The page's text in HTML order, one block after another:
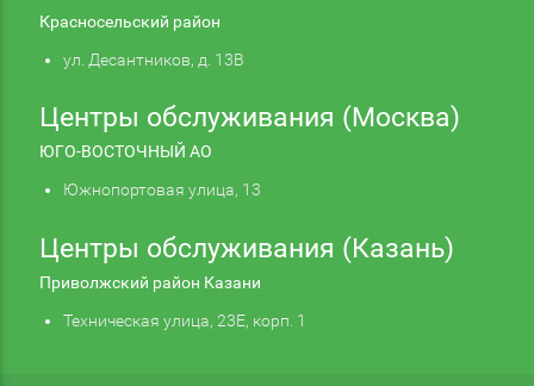
Красносельский район
ул. Десантников, д. 13В
Центры обслуживания (Москва)
ЮГО-ВОСТОЧНЫЙ АО
Южнопортовая улица, 13
Центры обслуживания (Казань)
Приволжский район Казани
Техническая улица, 23Е, корп. 1